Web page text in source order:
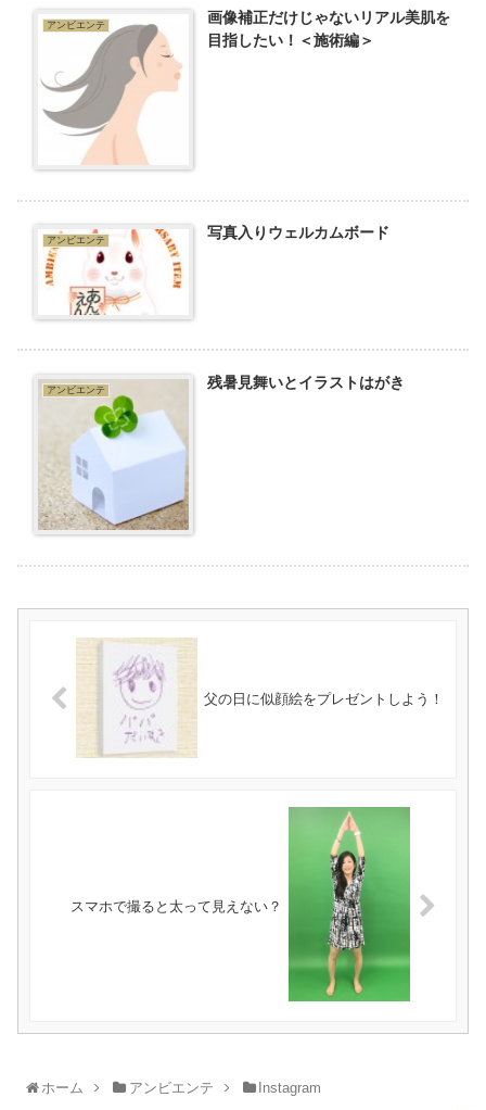
アンビエンテ
画像補正だけじゃないリアル美肌を
目指したい！＜施術編＞
アンビエンテ 写真入りウェルカムボード
アンビエンテ 残暑見舞いとイラストはがき
父の日に似顔絵をプレゼントしよう！
スマホで撮ると太って見えない？
ホーム アンビエンテ Instagram